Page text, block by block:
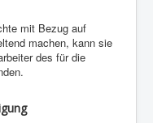
mit Bezug auf
machen, kann sie
des für die